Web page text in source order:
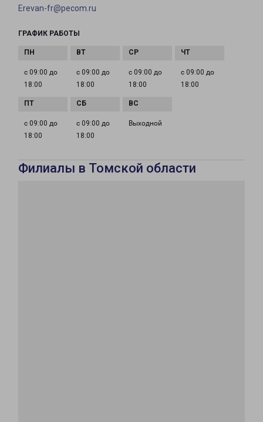
Erevan-fr@pecom.ru
ГРАФИК РАБОТЫ
с 09:00 до
18:00
с 09:00 до
18:00
с 09:00 до
18:00
с 09:00 до
18:00
с 09:00 до
18:00
с 09:00 до
18:00
Выходной
Филиалы в Томской области